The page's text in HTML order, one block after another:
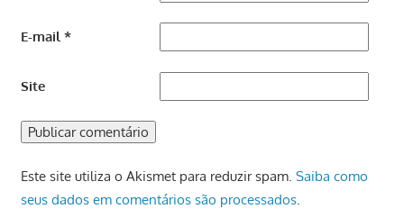
E-mail*
Site
Este site utiliza o Akismet para reduzir spam. Saiba como
seus dados em comentários são processados.